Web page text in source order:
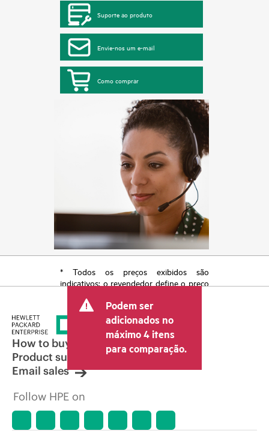
Suporte ao produto
Envie-nos um e-mail
Como comprar
* Todos os preços exibidos são
indicativos; o revendedor define o preço
taxas, como IVA/imposto sobre vendas e
envio. O preço transacional definido
pelo revendedor pode variar em relação
a outros revendedores e ao preço
indicativo exibido. O preço indicativo
poderá incluir ofertas promocionais por
tempo limitado. A HPE se reserva o
qualquer momento por motivos que
de produtos, disponibilidade de
Podem ser
adicionados no
máximo 4 itens
para comparação.
How to buy
Product support
Email sales
Follow HPE on